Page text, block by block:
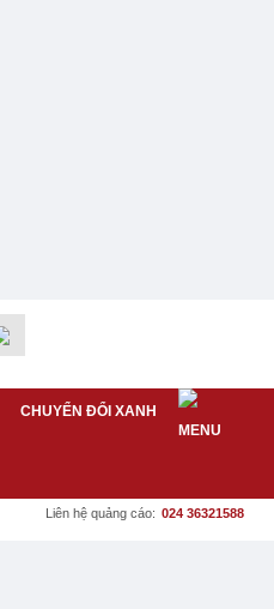
CHUYỂN ĐỔI XANH
Liên hệ quảng cáo: 024 36321588